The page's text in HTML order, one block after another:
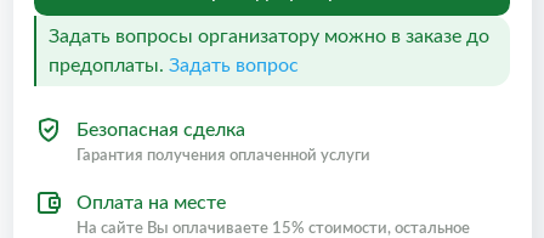
Задать вопросы организатору можно в заказе до
предоплаты. Задать вопрос
Безопасная сделка
Гарантия получения оплаченной услуги
Оплата на месте
На сайте Вы оплачиваете 15% стоимости, остальное